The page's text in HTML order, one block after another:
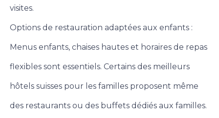
visites.
Options de restauration adaptées aux enfants :
Menus enfants, chaises hautes et horaires de repas
flexibles sont essentiels. Certains des meilleurs
hôtels suisses pour les familles proposent même
des restaurants ou des buffets dédiés aux familles.